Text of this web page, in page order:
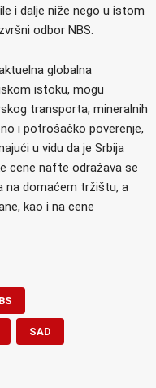
i dalje niže nego u istom
odbor NBS.
globalna
istoku, mogu
transporta, mineralnih
i potrošačko poverenje,
u vidu da je Srbija
cene nafte odražava se
na domaćem tržištu, a
kao i na cene
SAD